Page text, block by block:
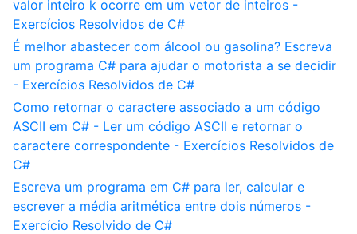
valor inteiro k ocorre em um vetor de inteiros -
Exercícios Resolvidos de C#
É melhor abastecer com álcool ou gasolina? Escreva
um programa C# para ajudar o motorista a se decidir
- Exercícios Resolvidos de C#
Como retornar o caractere associado a um código
ASCII em C# - Ler um código ASCII e retornar o
caractere correspondente - Exercícios Resolvidos de
C#
Escreva um programa em C# para ler, calcular e
escrever a média aritmética entre dois números -
Exercício Resolvido de C#